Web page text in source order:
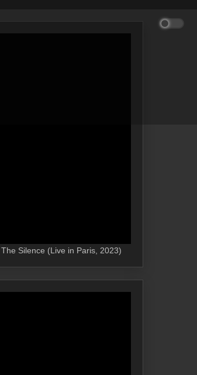
The Silence (Live in Paris, 2023)